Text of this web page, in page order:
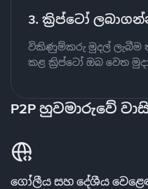
3. ක්‍රිප්ටෝ
විකිණුම්කරු මුදල් ලැබීම
කළ ක්‍රිප්ටෝ ඔබ වෙත මුදා
P2P හුවමාරුවේ
ගෝලීය සහ දේශීය